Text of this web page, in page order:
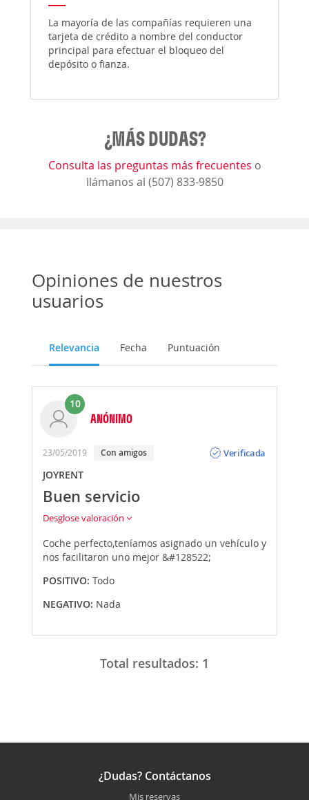
La mayoría de las compañías requieren una
tarjeta de crédito a nombre del conductor
principal para efectuar el bloqueo del
depósito o fianza.
¿MÁS DUDAS?
Consulta las preguntas más frecuentes o
llámanos al (507) 833-9850
Opiniones de nuestros
usuarios
Relevancia Fecha Puntuación
10
ANÓNIMO
23/05/2019 Con amigos
Verificada
JOYRENT
Buen servicio
Desglose valoración
Coche perfecto,teníamos asignado un vehículo y
nos facilitaron uno mejor &#128522;
POSITIVO: Todo
NEGATIVO: Nada
Total resultados: 1
¿Dudas? Contáctanos
Mis reservas